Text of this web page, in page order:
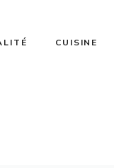
CUISINE